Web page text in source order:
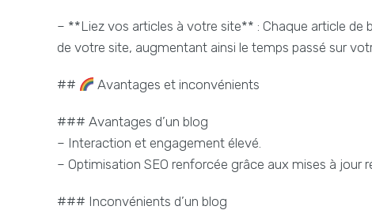
– **Liez vos articles à votre site** : Chaque article de
de votre site, augmentant ainsi le temps passé sur
## Avantages et inconvénients
### Avantages d’un blog
– Interaction et engagement élevé.
– Optimisation SEO renforcée grâce aux mises à jour
### Inconvénients d’un blog